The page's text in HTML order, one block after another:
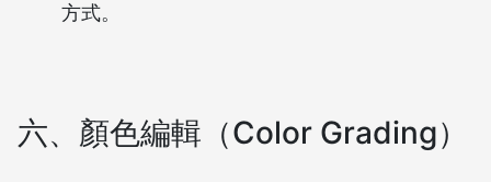
方式。
六、顏色編輯（Color Grading）